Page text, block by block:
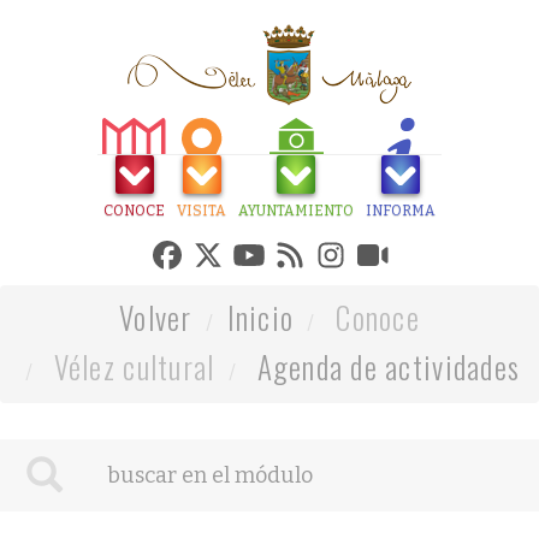
CONOCE VISITA AYUNTAMIENTO INFORMA
Volver Inicio
Conoce
Vélez cultural
Agenda de actividades